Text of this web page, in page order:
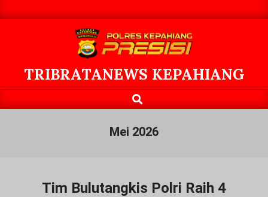
to
TRIBRATANEWS KEPAHIANG
Navigation
Search
Mei 2026
Tim Bulutangkis Polri Raih 4